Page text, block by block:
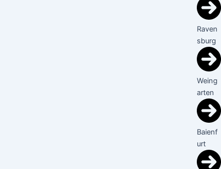
Raven
sburg
Weing
arten
Baienf
urt